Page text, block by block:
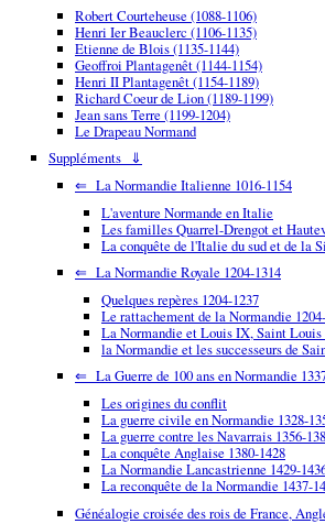
Robert Courteheuse (1088-1106)
Henri Ier Beauclerc (1106-1135)
Etienne de Blois (1135-1144)
Geoffroi Plantagenêt (1144-1154)
Henri II Plantagenêt (1154-1189)
Richard Coeur de Lion (1189-1199)
Jean sans Terre (1199-1204)
Le Drapeau Normand
Suppléments ⇓
⇐ La Normandie Italienne 1016-1154
L'aventure Normande en Italie
Les familles Quarrel-Drengot et
La conquête de l'Italie du sud et de la
⇐ La Normandie Royale 1204-1314
Quelques repères 1204-1237
Le rattachement de la Normandie
La Normandie et Louis IX, Saint Louis
la Normandie et les successeurs de
⇐ La Guerre de 100 ans en Normandie
Les origines du conflit
La guerre civile en Normandie 1328-
La guerre contre les Navarrais 1356-
La conquête Anglaise 1380-1428
La Normandie Lancastrienne 1429-
La reconquête de la Normandie 1437-
Généalogie croisée des rois de France,